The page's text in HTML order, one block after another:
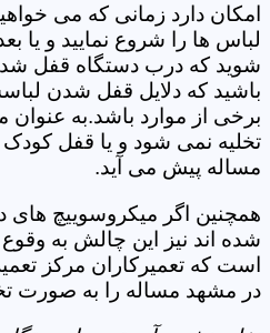
امکان دارد زمانی که می
لباس ها را شروع نمایید و یا
شوید که درب دستگاه قفل
باشید که دلایل قفل شدن
برخی از موارد باشد.به
تخلیه نمی شود و یا قفل
مساله پیش می آید.
همچنین اگر میکروسوییچ
شده اند نیز این چالش به وقوع
است که تعمیرکاران مرکز
در مشهد مساله را به صورت